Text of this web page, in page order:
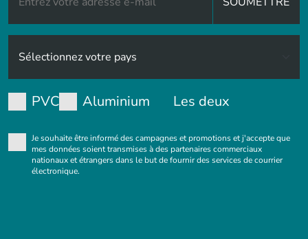
PVC Aluminium Les deux
Je souhaite être informé des campagnes et promotions et j'accepte que
mes données soient transmises à des partenaires commerciaux
nationaux et étrangers dans le but de fournir des services de courrier
électronique.